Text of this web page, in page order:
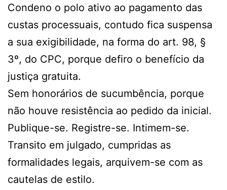
Condeno o polo ativo ao pagamento das
custas processuais, contudo fica suspensa
a sua exigibilidade, na forma do art. 98, §
3º, do CPC, porque defiro o benefício da
justiça gratuita.
Sem honorários de sucumbência, porque
não houve resistência ao pedido da inicial.
Publique-se. Registre-se. Intimem-se.
Transito em julgado, cumpridas as
formalidades legais, arquivem-se com as
cautelas de estilo.